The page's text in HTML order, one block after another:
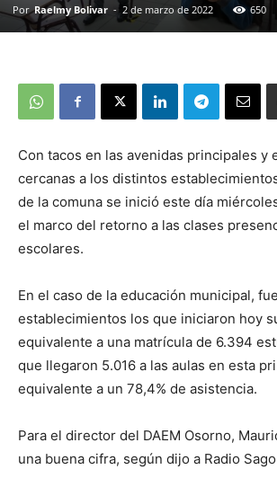
Por Raelmy Bolivar - 2 de marzo de 2022 650
Con tacos en las avenidas principales y
cercanas a los distintos
de la comuna se inició este día
el marco del retorno a las clases
escolares.
En el caso de la educación municipal,
establecimientos los que iniciaron hoy
equivalente a una matrícula de 6.394
que llegaron 5.016 a las aulas en esta
equivalente a un 78,4% de asistencia.
Para el director del DAEM Osorno,
una buena cifra, según dijo a Radio